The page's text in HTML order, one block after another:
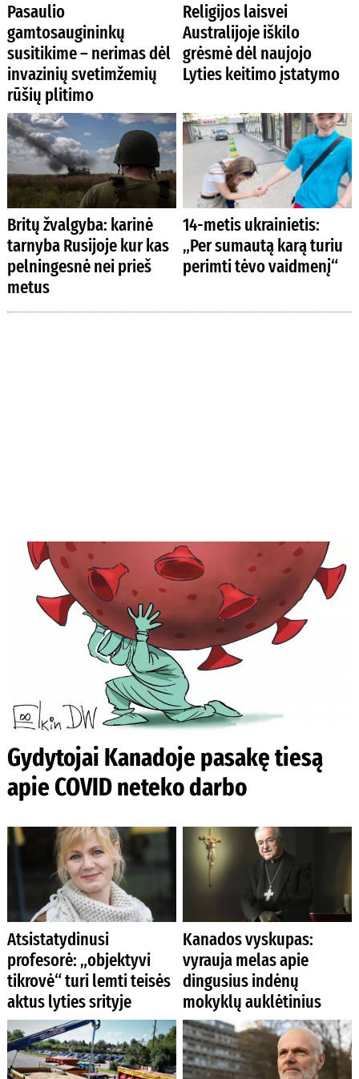
Pasaulio
gamtosaugininkų
susitikime – nerimas dėl
invazinių svetimžemių
rūšių plitimo
Religijos laisvei
Australijoje iškilo
grėsmė dėl naujojo
Lyties keitimo įstatymo
Britų žvalgyba: karinė
tarnyba Rusijoje kur kas
pelningesnė nei prieš
metus
14-metis ukrainietis:
„Per sumautą karą turiu
perimti tėvo vaidmenį“
Gydytojai Kanadoje pasakę tiesą
apie COVID neteko darbo
Atsistatydinusi
profesorė: „objektyvi
tikrovė“ turi lemti teisės
aktus lyties srityje
Kanados vyskupas:
vyrauja melas apie
dingusius indėnų
mokyklų auklėtinius